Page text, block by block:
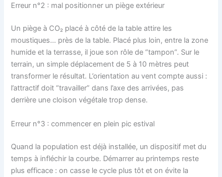
Erreur n°2 : mal positionner un piège extérieur
Un piège à CO₂ placé à côté de la table attire les
moustiques… près de la table. Placé plus loin, entre la zone
humide et la terrasse, il joue son rôle de “tampon”. Sur le
terrain, un simple déplacement de 5 à 10 mètres peut
transformer le résultat. L’orientation au vent compte aussi :
l’attractif doit “travailler” dans l’axe des arrivées, pas
derrière une cloison végétale trop dense.
Erreur n°3 : commencer en plein pic estival
Quand la population est déjà installée, un dispositif met du
temps à infléchir la courbe. Démarrer au printemps reste
plus efficace : on casse le cycle plus tôt et on évite la